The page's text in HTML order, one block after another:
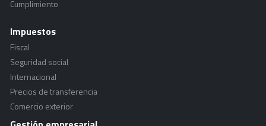
Cumplimiento
Impuestos
Fiscal
Seguridad social
Internacional
Precios de transferencia
Comercio exterior